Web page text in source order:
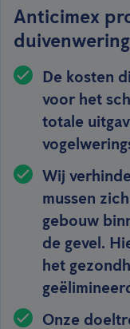
Anticimex
De kosten
voor het
totale
Wij
mussen
gebouw
de gevel.
het
Onze